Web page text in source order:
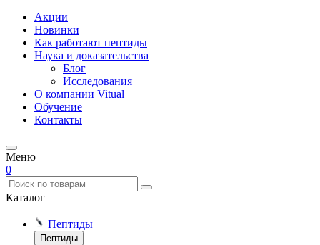
Акции
Новинки
Как работают пептиды
Наука и доказательства
Блог
Исследования
О компании Vitual
Обучение
Контакты
Меню
0
Каталог
Пептиды
Пептиды